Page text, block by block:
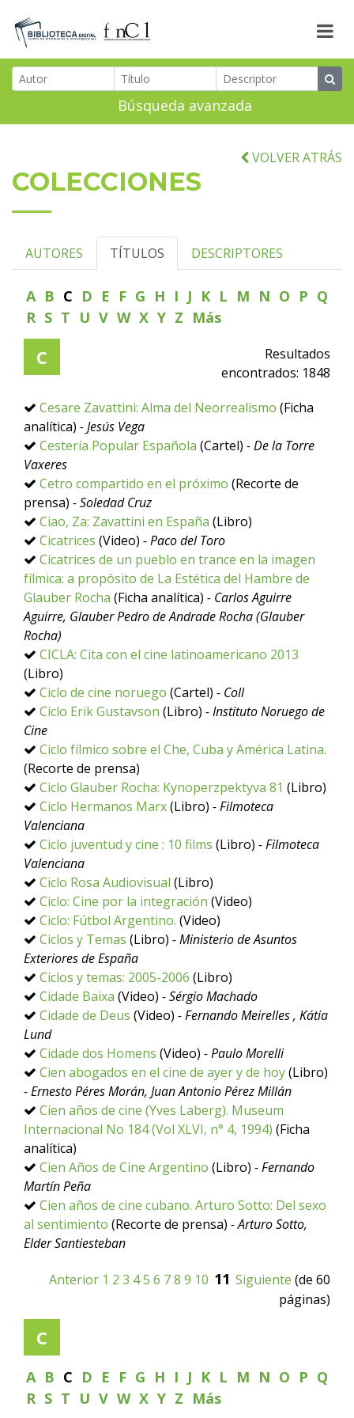
Búsqueda avanzada
VOLVER ATRÁS
COLECCIONES
AUTORES TÍTULOS DESCRIPTORES
A B C D E F G H I J K L M N O P Q
R S T U V W X Y Z Más
C
Resultados
encontrados: 1848
Cesare Zavattini: Alma del Neorrealismo (Ficha
analítica) - Jesús Vega
Cestería Popular Española (Cartel) - De la Torre
Vaxeres
Cetro compartido en el próximo (Recorte de
prensa) - Soledad Cruz
Ciao, Za: Zavattini en España (Libro)
Cicatrices (Video) - Paco del Toro
Cicatrices de un pueblo en trance en la imagen
fílmica: a propósito de La Estética del Hambre de
Glauber Rocha (Ficha analítica) - Carlos Aguirre
Aguirre, Glauber Pedro de Andrade Rocha (Glauber
Rocha)
CICLA: Cita con el cine latinoamericano 2013
(Libro)
Ciclo de cine noruego (Cartel) - Coll
Ciclo Erik Gustavson (Libro) - Instituto Noruego de
Cine
Ciclo fílmico sobre el Che, Cuba y América Latina.
(Recorte de prensa)
Ciclo Glauber Rocha: Kynoperzpektyva 81 (Libro)
Ciclo Hermanos Marx(Libro) - Filmoteca
Valenciana
Ciclo juventud y cine : 10 films (Libro) - Filmoteca
Valenciana
Ciclo Rosa Audiovisual (Libro)
Ciclo: Cine por la integración (Video)
Ciclo: Fútbol Argentino. (Video)
Ciclos y Temas (Libro) - Ministerio de Asuntos
Exteriores de España
Ciclos y temas: 2005-2006 (Libro)
Cidade Baixa (Video) - Sérgio Machado
Cidade de Deus (Video) - Fernando Meirelles , Kátia
Lund
Cidade dos Homens (Video) - Paulo Morelli
Cien abogados en el cine de ayer y de hoy(Libro)
- Ernesto Péres Morán, Juan Antonio Pérez Millán
Cien años de cine (Yves Laberg). Museum
Internacional No 184 (Vol XLVI, n° 4, 1994) (Ficha
analítica)
Cien Años de Cine Argentino (Libro) - Fernando
Martín Peña
Cien años de cine cubano. Arturo Sotto: Del sexo
al sentimiento (Recorte de prensa) - Arturo Sotto,
Elder Santiesteban
Anterior 1 2 3 45 6 78 9 10 11 Siguiente (de 60
páginas)
C
A B C D E F G H I J K L M N O P Q
R S T U V W X Y Z Más